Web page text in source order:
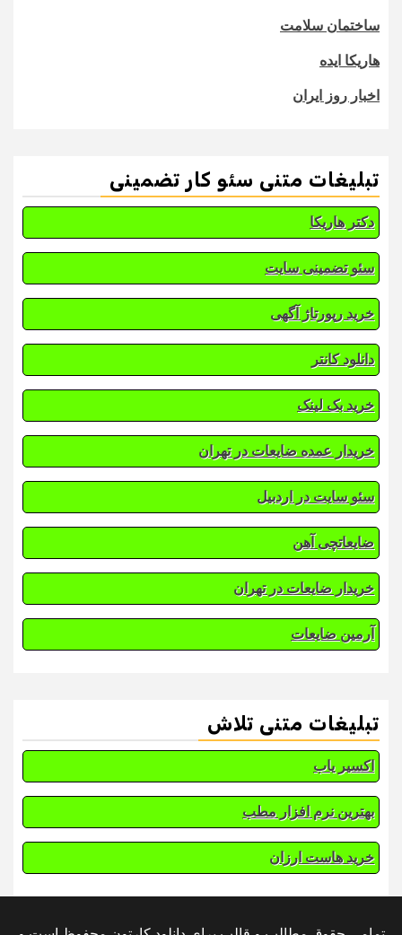
ساختمان سلامت
هاریکا ایده
اخبار روز ایران
تبلیغات متنی سئو کار تضمینی
دکتر هاریکا
سئو تضمینی سایت
خرید رپورتاژ آگهی
دانلود کانتر
خرید بک لینک
خریدار عمده ضایعات در تهران
سئو سایت در اردبیل
ضایعاتچی آهن
خریدار ضایعات در تهران
آرمین ضایعات
تبلیغات متنی تلاش
اکسیر یاب
بهترین نرم افزار مطب
خرید هاست ارزان